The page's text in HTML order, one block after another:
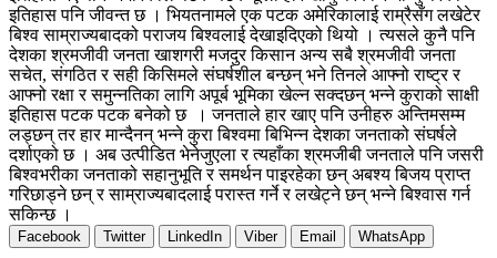
इतिहास पनि जीवन्त छ । भियतनामले एक पटक अमेरिकालाई राम्रैसँग लखेटेर
बिश्व साम्राज्यबादको पराजय बिश्वलाई देखाइदिएको थियो । त्यसले कुनै पनि
देशका श्रमजीवी जनता खाशगरी मजदुर किसान अन्य सबै श्रमजीवी जनता
सचेत, संगठित र सही किसिमले संघर्षशील बन्छन् भने तिनले आफ्नो राष्ट्र र
आफ्नो रक्षा र समुन्नतिका लागि अपूर्ब भूमिका खेल्न सक्दछन् भन्ने कुराको साक्षी
इतिहास पटक पटक बनेको छ । जनताले हार खाए पनि उनीहरु अन्तिमसम्म
लड्छन् तर हार मान्दैनन् भन्ने कुरा बिश्वमा बिभिन्न देशका जनताको संघर्षले
दर्शाएको छ । अब उत्पीडित भेनेजुएला र त्यहाँका श्रमजीबी जनताले पनि जसरी
बिश्वभरीका जनताको सहानुभूति र समर्थन पाइरहेका छन् अबश्य बिजय प्राप्त
गरिछाड्ने छन् र साम्राज्यबादलाई परास्त गर्ने र लखेट्ने छन् भन्ने बिश्वास गर्न
सकिन्छ ।
Facebook Twitter LinkedIn Viber Email WhatsApp